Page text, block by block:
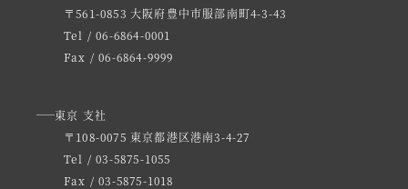
〒561-0853 大阪府豊中市服部南町4-3-43
Tel / 06-6864-0001
Fax / 06-6864-9999
東京 支社
〒108-0075 東京都港区港南3-4-27
Tel / 03-5875-1055
Fax / 03-5875-1018